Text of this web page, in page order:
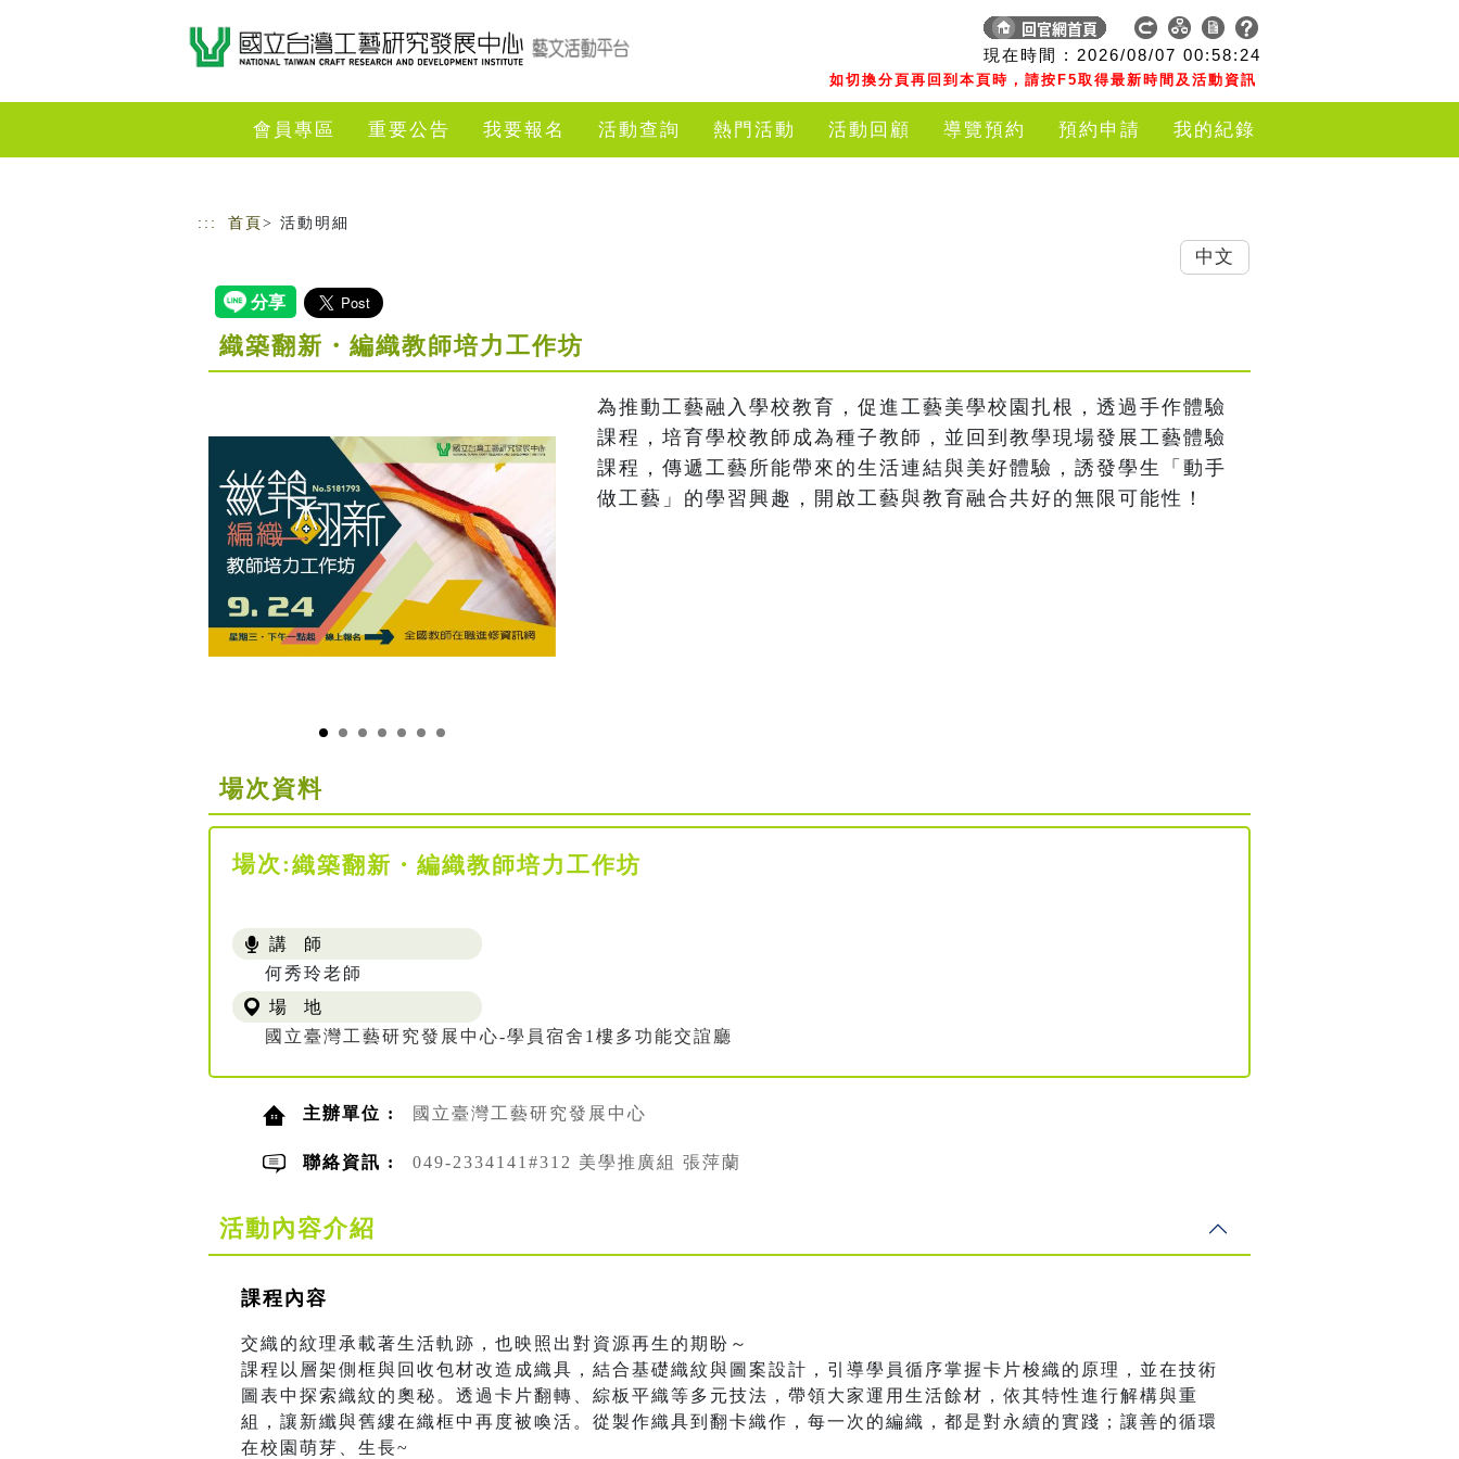
現在時間 : 2026/08/07 00:58:24
如切換分頁再回到本頁時，請按F5取得最新時間及活動資訊
會員專區 重要公告 我要報名 活動查詢 熱門活動 活動回顧 導覽預約 預約申請 我的紀錄
::: 首頁 > 活動明細
織築翻新・編織教師培力工作坊
為推動工藝融入學校教育，促進工藝美學校園扎根，透過手作體驗
課程，培育學校教師成為種子教師，並回到教學現場發展工藝體驗
課程，傳遞工藝所能帶來的生活連結與美好體驗，誘發學生「動手
場次資料
場次:織築翻新・編織教師培力工作坊
講 師
何秀玲老師
場 地
國立臺灣工藝研究發展中心-學員宿舍1樓多功能交誼廳
主辦單位 : 國立臺灣工藝研究發展中心
聯絡資訊 : 049-2334141#312 美學推廣組 張萍蘭
活動內容介紹
課程內容
交織的紋理承載著生活軌跡，也映照出對資源再生的期盼～
課程以層架側框與回收包材改造成織具，結合基礎織紋與圖案設計，引導學員循序掌握卡片梭織的原理，並在技術
圖表中探索織紋的奧秘。透過卡片翻轉、綜板平織等多元技法，帶領大家運用生活餘材，依其特性進行解構與重
組，讓新纖與舊縷在織框中再度被喚活。從製作織具到翻卡織作，每一次的編織，都是對永續的實踐；讓善的循環
在校園萌芽、生長~